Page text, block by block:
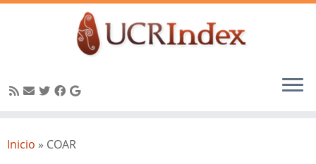
alInicio » COAR